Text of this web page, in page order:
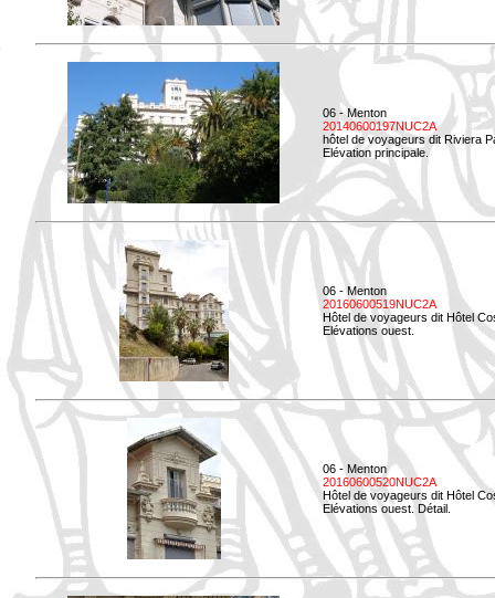
06 - Menton
20140600197NUC2A
hôtel de voyageurs dit Riviera
Elévation principale.
06 - Menton
20160600519NUC2A
Hôtel de voyageurs dit Hôtel
Elévations ouest.
06 - Menton
20160600520NUC2A
Hôtel de voyageurs dit Hôtel
Elévations ouest. Détail.